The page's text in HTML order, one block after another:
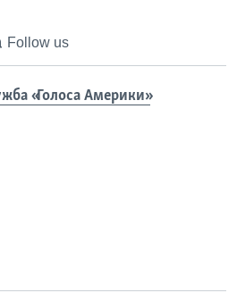
Follow us
«Голоса Америки»